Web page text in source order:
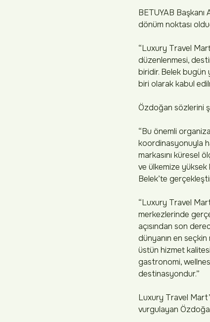
BETUYAB Başkanı
dönüm noktası
“Luxury Travel
düzenlenmesi,
biridir. Belek bugün
biri olarak kabul
Özdoğan sözlerini
“Bu önemli
koordinasyonuyla
markasını küresel
ve ülkemize yüksek
Belek’te
“Luxury Travel
merkezlerinde
açısından son
dünyanın en
üstün hizmet
gastronomi,
destinasyondur.”
Luxury Travel
vurgulayan